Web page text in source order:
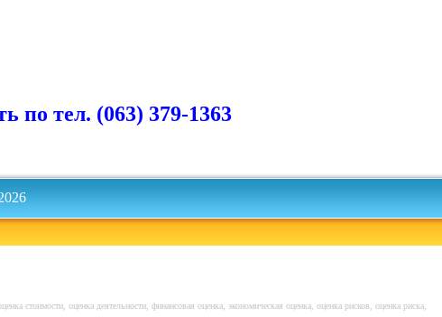
по тел. (063) 379-1363
стоимости, оценка деятельности, финансовая оценка, экономическая оценка, оценка рисков, оценка риска,